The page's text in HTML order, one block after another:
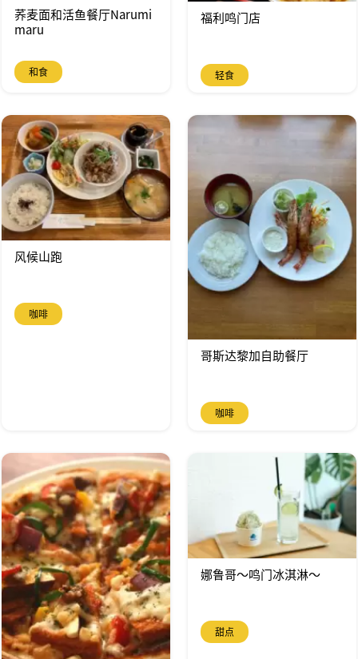
荞麦面和活鱼餐厅Narumi
maru
和食
福利鸣门店
轻食
风候山跑
咖啡
哥斯达黎加自助餐厅
咖啡
娜鲁哥～鸣门冰淇淋～
甜点